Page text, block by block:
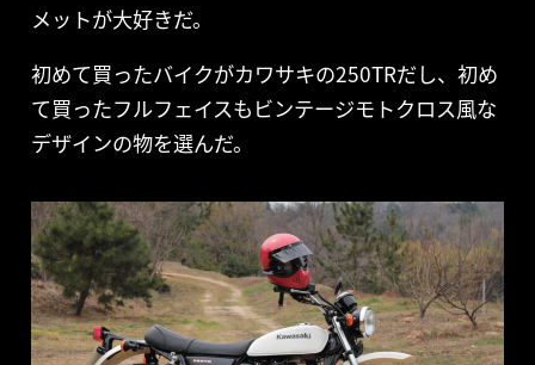
メットが大好きだ。
初めて買ったバイクがカワサキの250TRだし、初め
て買ったフルフェイスもビンテージモトクロス風な
デザインの物を選んだ。